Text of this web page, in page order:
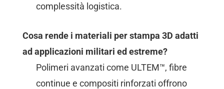
complessità logistica.
Cosa rende i materiali per stampa 3D adatti
ad applicazioni militari ed estreme?
Polimeri avanzati come ULTEM™, fibre
continue e compositi rinforzati offrono